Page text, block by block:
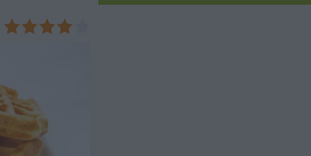
auf der
kommt.